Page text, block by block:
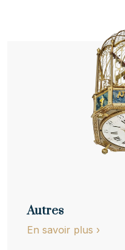
Autres
En savoir plus ›